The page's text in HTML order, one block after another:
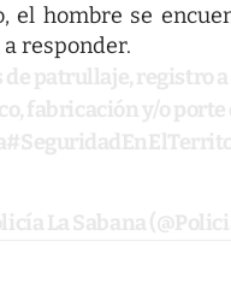
el hombre se
responder.